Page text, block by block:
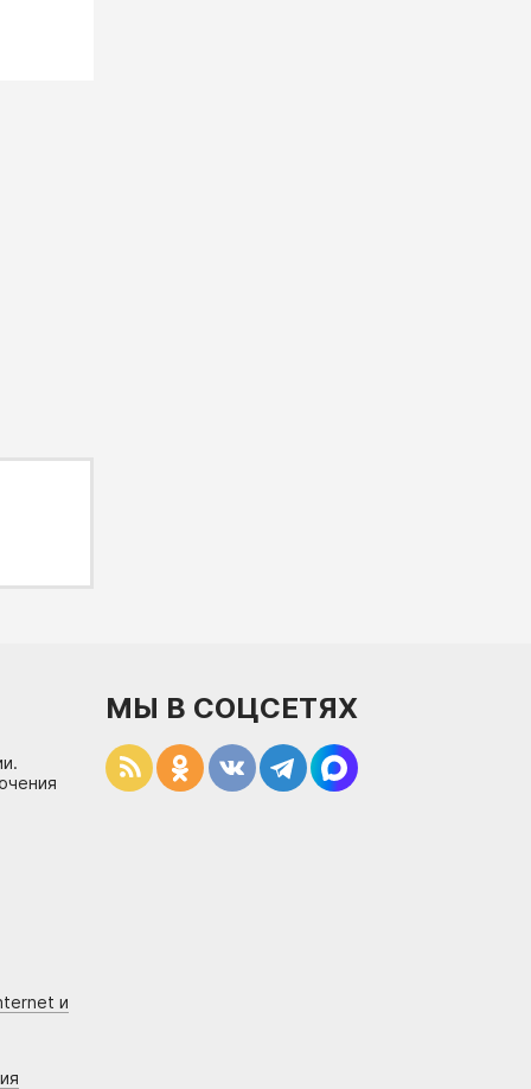
и
МЫ В СОЦСЕТЯХ